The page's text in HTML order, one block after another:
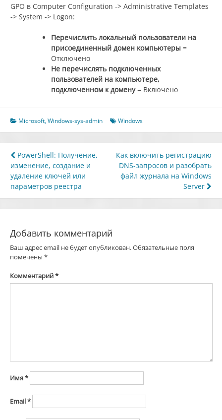
GPO в Computer Configuration -> Administrative Templates
-> System -> Logon:
Перечислить локальный пользователи на
присоединенный домен компьютеры =
Отключено
Не перечислять подключенных
пользователей на компьютере,
подключенном к домену= Включено
Microsoft,Windows-sys-admin Windows
Навигация
по
записям
PowerShell: Получение,
изменение, создание и
удаление ключей или
параметров реестра
Как включить регистрацию
DNS-запросов и разобрать
файл журнала на Windows
Server
Добавить комментарий
Ваш адрес email не будет опубликован.Обязательные поля
помечены *
Комментарий*
Имя*
Email*